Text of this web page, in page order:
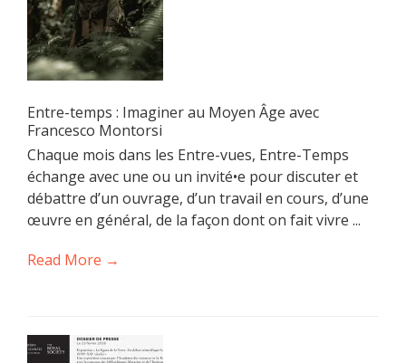
Entre-temps : Imaginer au Moyen Âge avec
Francesco Montorsi
Chaque mois dans les Entre-vues, Entre-Temps
échange avec une ou un invité•e pour discuter et
débattre d’un ouvrage, d’un travail en cours, d’une
œuvre en général, de la façon dont on fait vivre ...
Read More →